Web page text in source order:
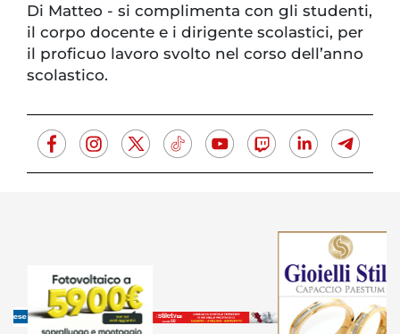
Di Matteo - si complimenta con gli studenti,
il corpo docente e i dirigente scolastici, per
il proficuo lavoro svolto nel corso dell’anno
scolastico.